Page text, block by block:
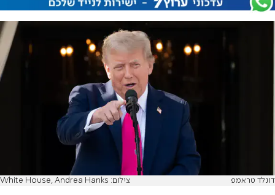
דונלד טראמפ צילום: White House, Andrea Hanks